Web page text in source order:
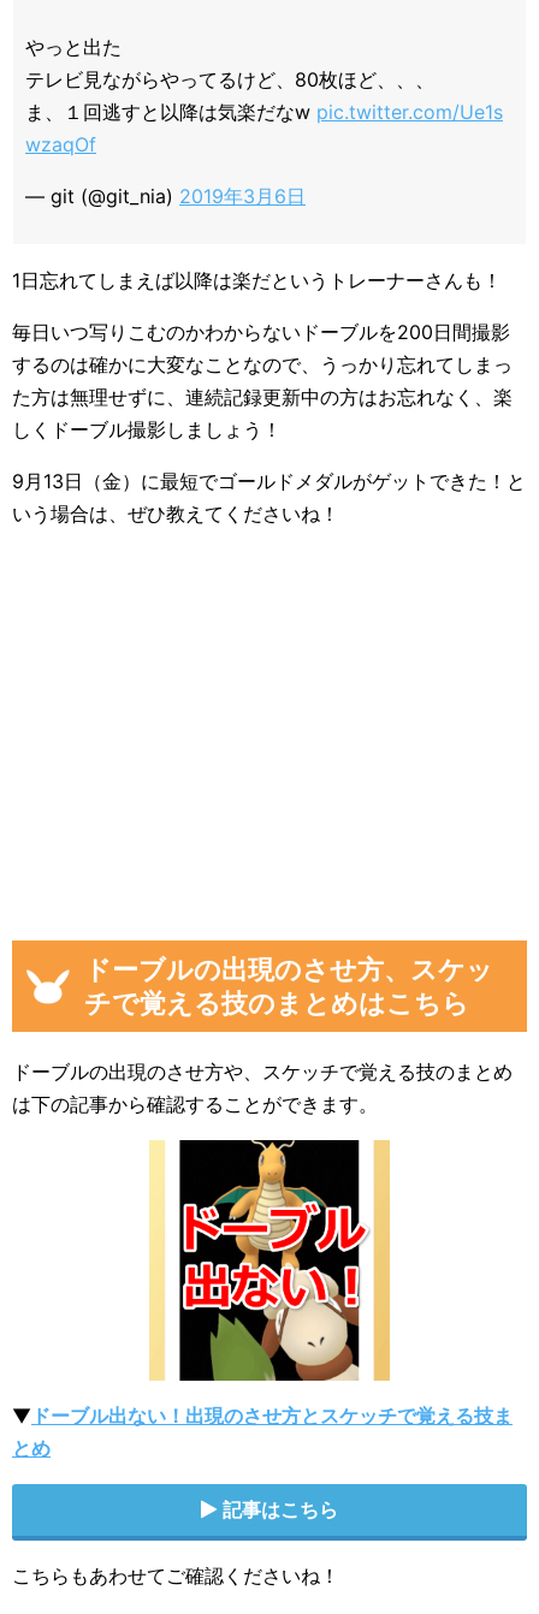
やっと出た
テレビ見ながらやってるけど、80枚ほど、、、
ま、１回逃すと以降は気楽だなw pic.twitter.com/Ue1s
wzaqOf
— git (@git_nia) 2019年3月6日
1日忘れてしまえば以降は楽だというトレーナーさんも！
毎日いつ写りこむのかわからないドーブルを200日間撮影
するのは確かに大変なことなので、うっかり忘れてしまっ
た方は無理せずに、連続記録更新中の方はお忘れなく、楽
しくドーブル撮影しましょう！
9月13日（金）に最短でゴールドメダルがゲットできた！と
いう場合は、ぜひ教えてくださいね！
ドーブルの出現のさせ方、スケッ
チで覚える技のまとめはこちら
ドーブルの出現のさせ方や、スケッチで覚える技のまとめ
は下の記事から確認することができます。
▼ ドーブル出ない！出現のさせ方とスケッチで覚える技ま
とめ
記事はこちら
こちらもあわせてご確認くださいね！